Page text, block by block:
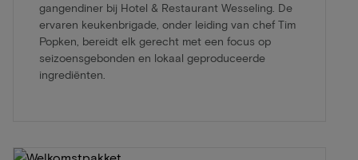
gangendiner bij Hotel & Restaurant Wesseling. De
ervaren keukenbrigade, onder leiding van chef Tim
Popken, bereidt elk gerecht met een focus op
seizoensgebonden en lokaal geproduceerde
ingrediënten.